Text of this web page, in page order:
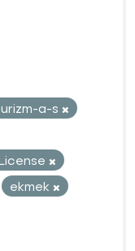
a-s
ekmek